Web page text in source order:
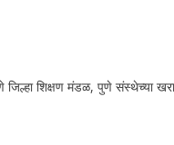
जिल्हा शिक्षण मंडळ, पुणे संस्थेच्या